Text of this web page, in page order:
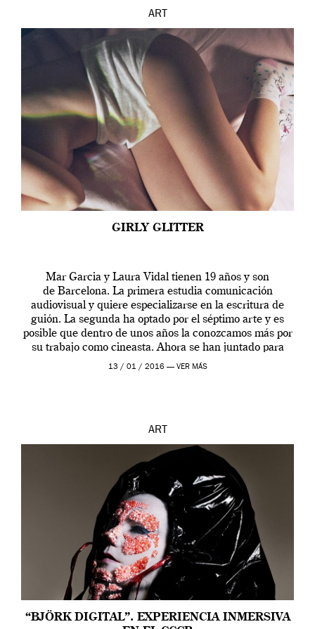
ART
GIRLY GLITTER
Mar Garcia y Laura Vidal tienen 19 años y son
de Barcelona. La primera estudia comunicación
audiovisual y quiere especializarse en la escritura de
guión. La segunda ha optado por el séptimo arte y es
posible que dentro de unos años la conozcamos más por
su trabajo como cineasta. Ahora se han juntado para
contarnos una […]
13 / 01 / 2016 — VER MÁS
ART
“BJÖRK DIGITAL”. EXPERIENCIA INMERSIVA